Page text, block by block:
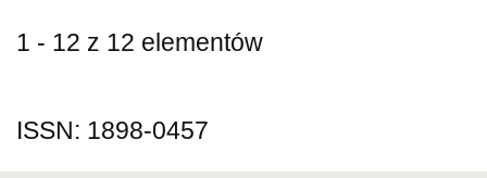
1 - 12 z 12 elementów
ISSN: 1898-0457